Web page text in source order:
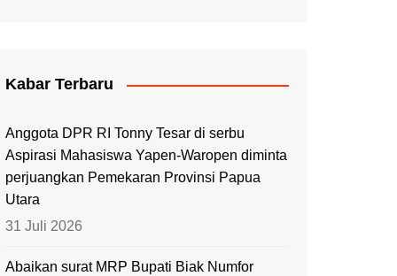
Kabar Terbaru
Anggota DPR RI Tonny Tesar di serbu
Aspirasi Mahasiswa Yapen-Waropen diminta
perjuangkan Pemekaran Provinsi Papua
Utara
31 Juli 2026
Abaikan surat MRP Bupati Biak Numfor